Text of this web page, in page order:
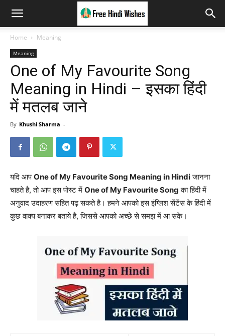
Home Meaning
Meaning
One of My Favourite Song
Meaning in Hindi – इसका हिंदी
में मतलब जाने
By Khushi Sharma -
यदि आपOne of My Favourite Song Meaning in Hindiजानना
चाहते है, तो आप इस पोस्ट में One of My Favourite Song का हिंदी में
अनुवाद उदाहरण सहित पढ़ सकते है। हमने आपको इस इंग्लिश सेंटेंस के हिंदी में
कुछ वाक्य बनाकर बताये है, जिससे आपको अच्छे से समझ में आ सके।